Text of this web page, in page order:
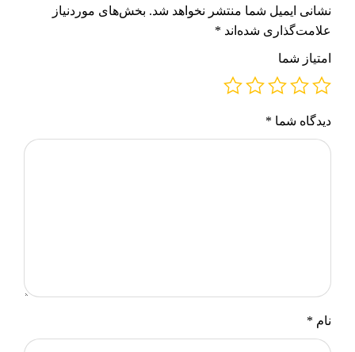
نشانی ایمیل شما منتشر نخواهد شد. بخش‌های موردنیاز
علامت‌گذاری شده‌اند *
امتیاز شما
دیدگاه شما *
نام *